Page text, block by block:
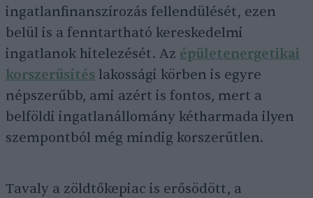
ingatlanfinanszírozás fellendülését, ezen
belül is a fenntartható kereskedelmi
ingatlanok hitelezését. Az épületenergetikai
korszerűsítés lakossági körben is egyre
népszerűbb, ami azért is fontos, mert a
belföldi ingatlanállomány kétharmada ilyen
szempontból még mindig korszerűtlen.
Tavaly a zöldtőkepiac is erősödött, a